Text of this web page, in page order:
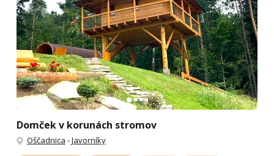
Domček v korunách stromov
Oščadnica -Javorníky